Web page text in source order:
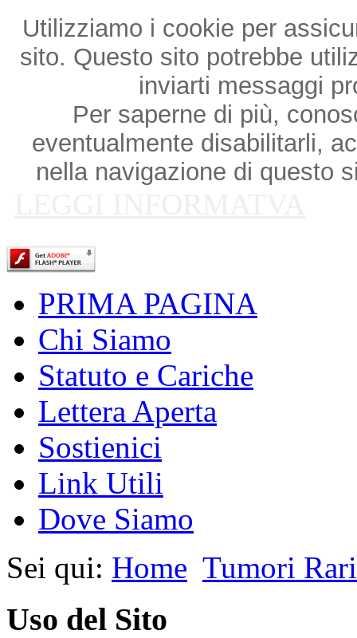
Utilizziamo i cookie per
sito. Questo sito potrebbe
inviarti messaggi
Per saperne di più,
eventualmente disabilitarli,
nella navigazione di questo
PRIMA PAGINA
Chi Siamo
Statuto e Cariche
Lettera Aperta
Sostienici
Link Utili
Dove Siamo
Sei qui: Home Tumori Rari
Uso del Sito